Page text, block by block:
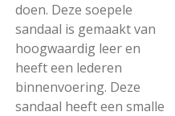
doen. Deze soepele
sandaal is gemaakt van
hoogwaardig leer en
heeft een lederen
binnenvoering. Deze
sandaal heeft een smalle